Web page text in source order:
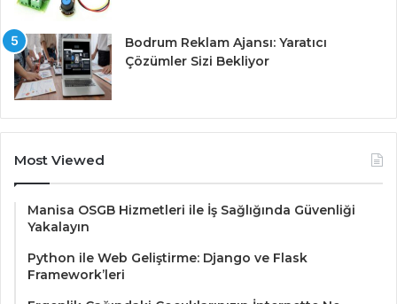
Bodrum Reklam Ajansı: Yaratıcı
Çözümler Sizi Bekliyor
Most Viewed
Manisa OSGB Hizmetleri ile İş Sağlığında Güvenliği
Yakalayın
Python ile Web Geliştirme: Django ve Flask
Framework’leri